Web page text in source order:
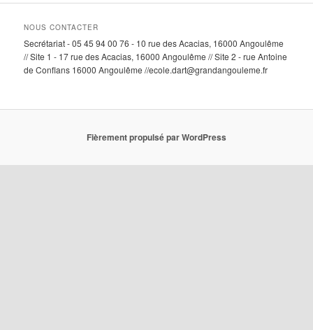
NOUS CONTACTER
Secrétariat - 05 45 94 00 76 - 10 rue des Acacias, 16000 Angoulême
// Site 1 - 17 rue des Acacias, 16000 Angoulême // Site 2 - rue Antoine
de Conflans 16000 Angoulême //ecole.dart@grandangouleme.fr
Fièrement propulsé par WordPress